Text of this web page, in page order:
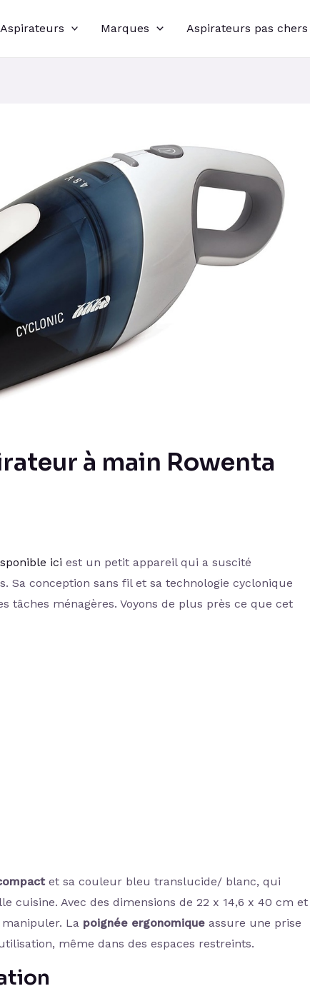
Marques Aspirateurs pas chers
à main Rowenta
ici est un petit appareil qui a suscité
Sa conception sans fil et sa technologie cyclonique
ménagères. Voyons de plus près ce que cet
et sa couleur bleu translucide/ blanc, qui
cuisine. Avec des dimensions de 22 x 14,6 x 40 cm et
manipuler. La poignée ergonomique assure une prise
même dans des espaces restreints.